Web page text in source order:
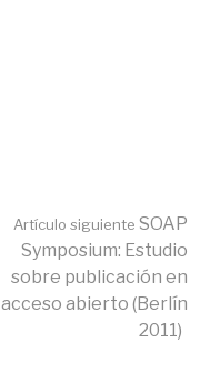
Artículo siguiente SOAP
Symposium: Estudio
sobre publicación en
acceso abierto (Berlín
2011)